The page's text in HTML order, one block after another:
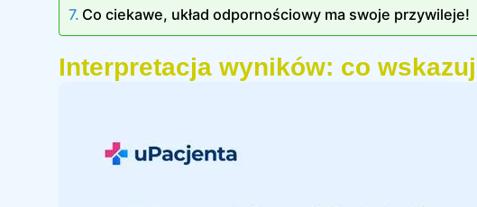
Co ciekawe, układ odpornościowy ma swoje przywileje!
Interpretacja wyników: co